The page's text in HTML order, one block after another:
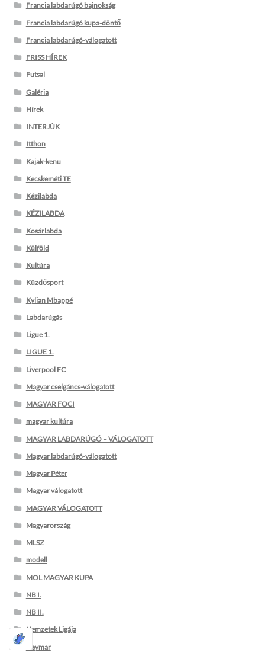
Francia labdarúgó bajnokság
Francia labdarúgó kupa-döntő
Francia labdarúgó-válogatott
FRISS HÍREK
Futsal
Galéria
Hírek
INTERJÚK
Itthon
Kajak-kenu
Kecskeméti TE
Kézilabda
KÉZILABDA
Kosárlabda
Külföld
Kultúra
Küzdősport
Kylian Mbappé
Labdarúgás
Ligue 1.
LIGUE 1.
Liverpool FC
Magyar cselgáncs-válogatott
MAGYAR FOCI
magyar kultúra
MAGYAR LABDARÚGÓ – VÁLOGATOTT
Magyar labdarúgó-válogatott
Magyar Péter
Magyar válogatott
MAGYAR VÁLOGATOTT
Magyarország
MLSZ
modell
MOL MAGYAR KUPA
NB I.
NB II.
Nemzetek Ligája
Neymar